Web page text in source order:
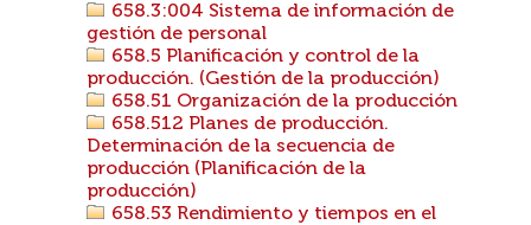
658.3:004 Sistema de información de
gestión de personal
658.5 Planificación y control de la
producción. (Gestión de la producción)
658.51 Organización de la producción
658.512 Planes de producción.
Determinación de la secuencia de
producción (Planificación de la
producción)
658.53 Rendimiento y tiempos en el